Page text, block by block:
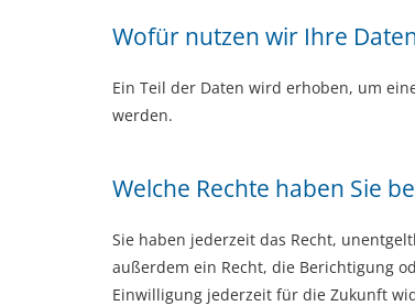
Wofür nutzen wir Ihre
Ein Teil der Daten wird erhoben, um
werden.
Welche Rechte haben Sie
Sie haben jederzeit das Recht,
außerdem ein Recht, die Berichtigung
Einwilligung jederzeit für die Zukunft